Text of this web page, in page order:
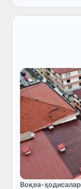
қилди.
Воқеа-ҳодисалар